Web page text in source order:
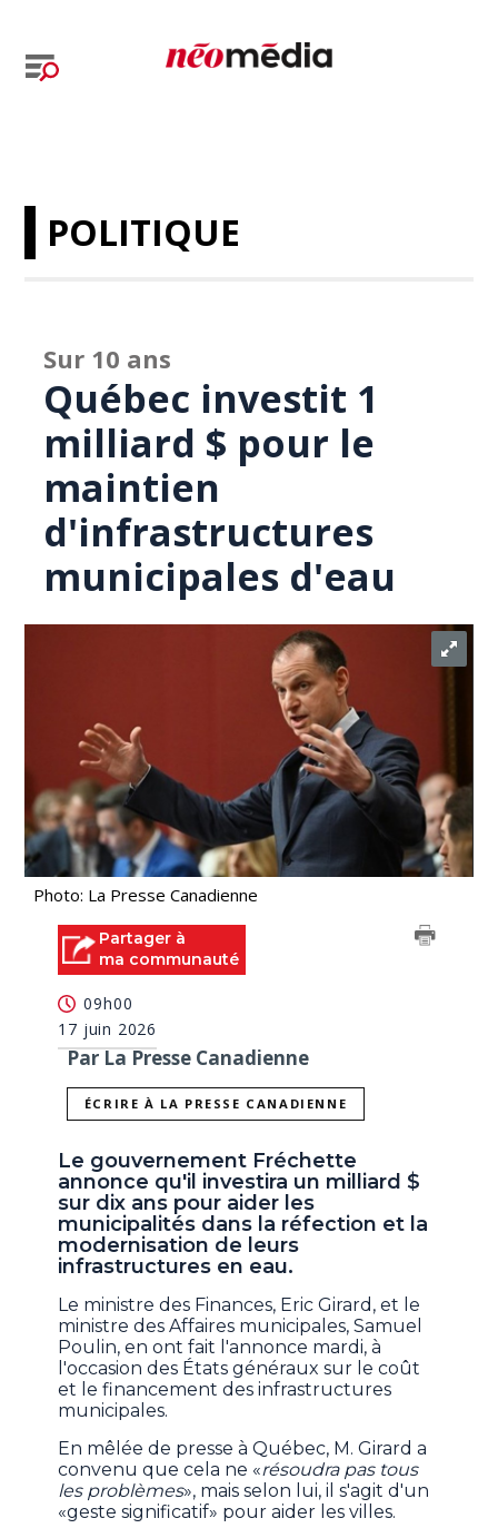
POLITIQUE
Sur 10 ans
Québec investit 1
milliard $ pour le
maintien
d'infrastructures
municipales d'eau
Photo: La Presse Canadienne
Partager à
ma communauté
09h00
17 juin 2026
Par La Presse Canadienne
ÉCRIRE À LA PRESSE CANADIENNE
Le gouvernement Fréchette
annonce qu'il investira un milliard $
sur dix ans pour aider les
municipalités dans la réfection et la
modernisation de leurs
infrastructures en eau.
Le ministre des Finances, Eric Girard, et le
ministre des Affaires municipales, Samuel
Poulin, en ont fait l'annonce mardi, à
l'occasion des États généraux sur le coût
et le financement des infrastructures
municipales.
En mêlée de presse à Québec, M. Girard a
convenu que cela ne «résoudra pas tous
les problèmes», mais selon lui, il s'agit d'un
«geste significatif» pour aider les villes.